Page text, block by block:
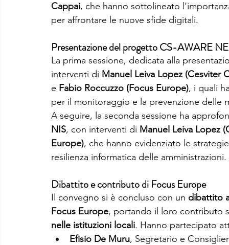
Cappai, che hanno sottolineato
per affrontare le nuove sfide digitali.
Presentazione del progetto CS-AWARE
La prima sessione, dedicata alla
interventi di Manuel Leiva Lopez (Cesviter
e Fabio Roccuzzo (Focus Europe), i quali
per il monitoraggio e la prevenzione delle
A seguire, la seconda sessione ha
NIS, con interventi di Manuel Leiva Lopez
Europe), che hanno evidenziato le
resilienza informatica delle amministrazioni.
Dibattito e contributo di Focus Europe
Il convegno si è concluso con un dibattito
Focus Europe, portando il loro contributo
nelle istituzioni locali. Hanno partecipato
Efisio De Muru, Segretario e